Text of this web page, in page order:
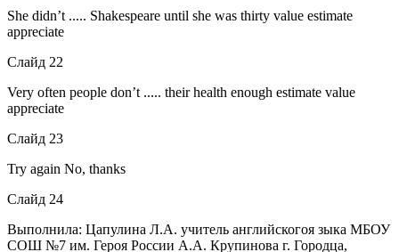
She didn’t ..... Shakespeare until she was thirty value estimate
appreciate
Слайд 22
Very often people don’t ..... their health enough estimate value
appreciate
Слайд 23
Try again No, thanks
Слайд 24
Выполнила: Цапулина Л.А. учитель английскогоя зыка МБОУ
СОШ №7 им. Героя России А.А. Крупинова г. Городца,